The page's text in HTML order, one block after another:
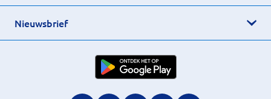
Nieuwsbrief